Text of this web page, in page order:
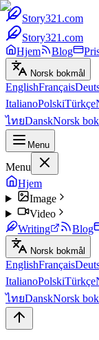
Story321.com
Story321.com
Hjem
Blog
Norsk bokmål
EnglishFrançais
ItalianoPolskiTürkçe
ไทยDanskNorsk
Menu
Menu
Hjem
Image
Video
Writing
Blog
Norsk bokmål
EnglishFrançais
ItalianoPolskiTürkçe
ไทยDanskNorsk